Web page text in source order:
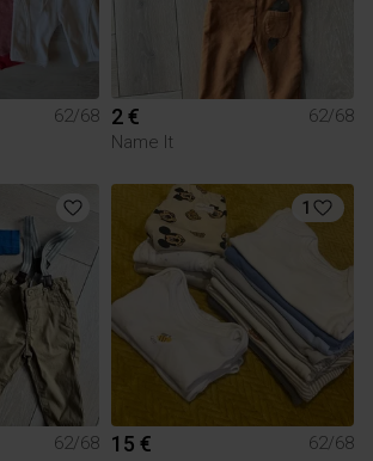
62/68 2 €
62/68
Name It
62/68
1
15 € 62/68